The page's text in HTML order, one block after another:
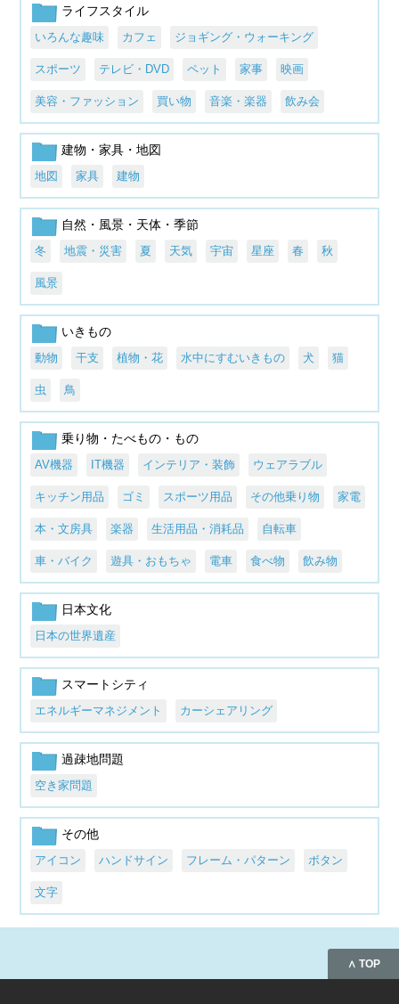
ライフスタイル
いろんな趣味 カフェ ジョギング・ウォーキング
スポーツ テレビ・DVD ペット 家事 映画
美容・ファッション 買い物 音楽・楽器 飲み会
建物・家具・地図
地図 家具 建物
自然・風景・天体・季節
冬 地震・災害 夏 天気 宇宙 星座 春 秋
風景
いきもの
動物 干支 植物・花 水中にすむいきもの 犬 猫
虫 鳥
乗り物・たべもの・もの
AV機器 IT機器 インテリア・装飾 ウェアラブル
キッチン用品 ゴミ スポーツ用品 その他乗り物 家電
本・文房具 楽器 生活用品・消耗品 自転車
車・バイク 遊具・おもちゃ 電車 食べ物 飲み物
日本文化
日本の世界遺産
スマートシティ
エネルギーマネジメント カーシェアリング
過疎地問題
空き家問題
その他
アイコン ハンドサイン フレーム・パターン ボタン
文字
∧ TOP